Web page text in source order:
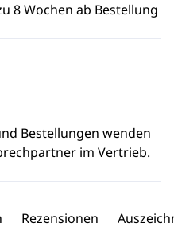
8 Wochen ab Bestellung
Bestellungen wenden
im Vertrieb.
Rezensionen